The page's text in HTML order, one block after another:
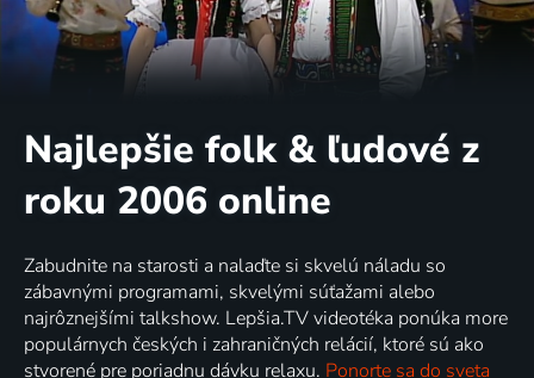
Najlepšie folk & ľudové z
roku 2006 online
Zabudnite na starosti a nalaďte si skvelú náladu so
zábavnými programami, skvelými súťažami alebo
najrôznejšími talkshow. Lepšia.TV videotéka ponúka more
populárnych českých i zahraničných relácií, ktoré sú ako
stvorené pre poriadnu dávku relaxu. Ponorte sa do sveta